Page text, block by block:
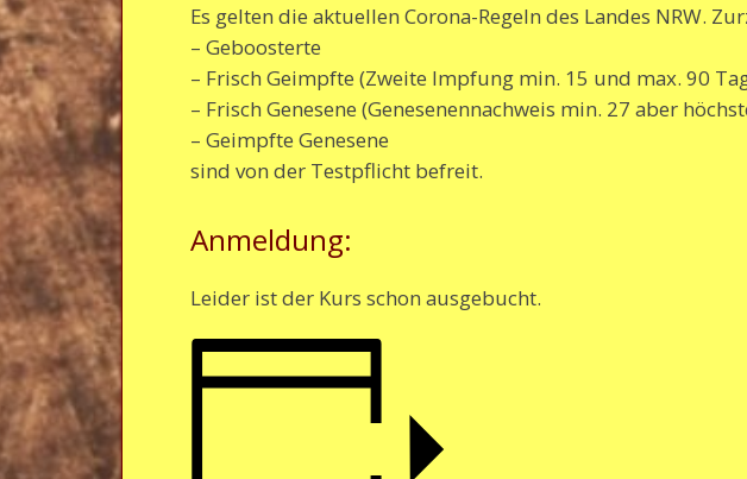
Es gelten die aktuellen Corona-Regeln des Landes NRW.
– Geboosterte
– Frisch Geimpfte (Zweite Impfung min. 15 und max. 90
– Frisch Genesene (Genesenennachweis min. 27 aber
– Geimpfte Genesene
sind von der Testpflicht befreit.
Anmeldung:
Leider ist der Kurs schon ausgebucht.